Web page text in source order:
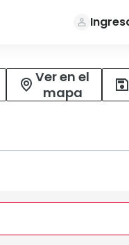
Ver en el
mapa